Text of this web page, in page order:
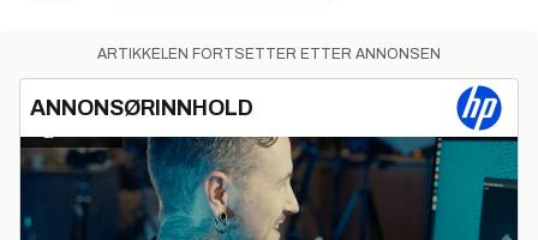
ARTIKKELEN FORTSETTER ETTER ANNONSEN
ANNONSØRINNHOLD